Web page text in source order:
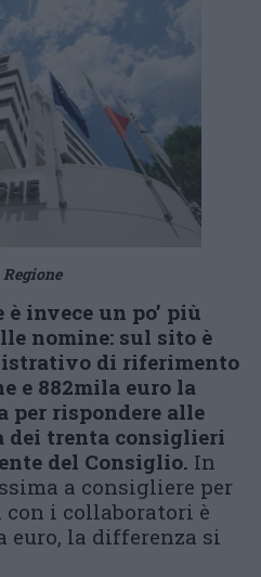
invece un po’ più
nomine: sul sito è
di riferimento
e 882mila euro la
per rispondere alle
dei trenta consiglieri
del Consiglio. In
a consigliere per
i collaboratori è
euro, la differenza si